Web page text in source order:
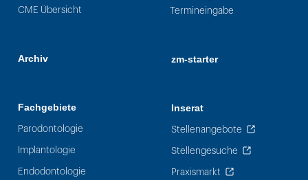
CME Übersicht
Archiv
Fachgebiete
Parodontologie
Implantologie
Endodontologie
Termineingabe
zm-starter
Inserat
Stellenangebote
Stellengesuche
Praxismarkt